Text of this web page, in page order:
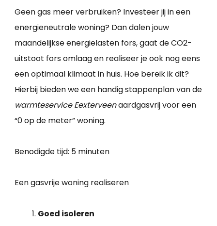
Geen gas meer verbruiken? Investeer jij in een
energieneutrale woning? Dan dalen jouw
maandelijkse energielasten fors, gaat de CO2-
uitstoot fors omlaag en realiseer je ook nog eens
een optimaal klimaat in huis. Hoe bereik ik dit?
Hierbij bieden we een handig stappenplan van de
warmteservice Eexterveenaardgasvrij voor een
“0 op de meter” woning.
Benodigde tijd: 5 minuten
Een gasvrije woning realiseren
Goed isoleren